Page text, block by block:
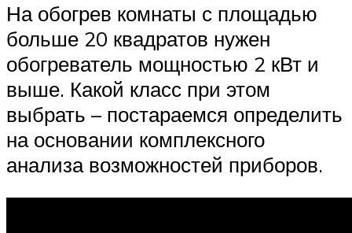
На обогрев комнаты с площадью
больше 20 квадратов нужен
обогреватель мощностью 2 кВт и
выше. Какой класс при этом
выбрать – постараемся определить
на основании комплексного
анализа возможностей приборов.